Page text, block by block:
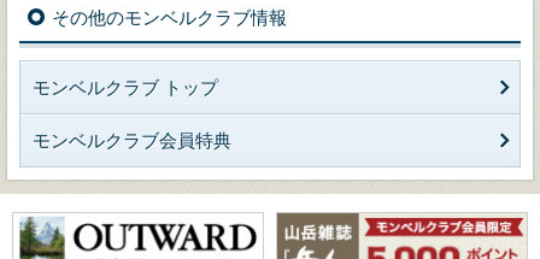
その他のモンベルクラブ情報
モンベルクラブ トップ
モンベルクラブ会員特典